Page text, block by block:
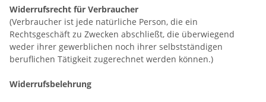
Widerrufsrecht für Verbraucher
(Verbraucher ist jede natürliche Person, die ein
Rechtsgeschäft zu Zwecken abschließt, die überwiegend
weder ihrer gewerblichen noch ihrer selbstständigen
beruflichen Tätigkeit zugerechnet werden können.)
Widerrufsbelehrung